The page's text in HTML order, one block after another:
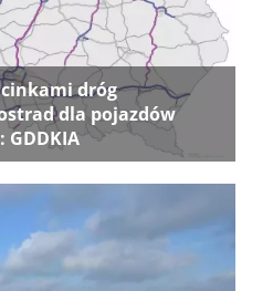
dróg
dla pojazdów
GDDKIA